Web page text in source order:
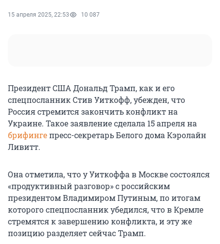
15 апреля 2025, 22:53 10 087
Президент США Дональд Трамп, как и его
спецпосланник Стив Уиткофф, убежден, что
Россия стремится закончить конфликт на
Украине. Такое заявление сделала 15 апреляна
брифингепресс-секретарь Белого дома Кэролайн
Ливитт.
Она отметила, что у Уиткоффа в Москве состоялся
«продуктивный разговор» с российским
президентом Владимиром Путиным, по итогам
которого спецпосланник убедился, что в Кремле
стремятся к завершению конфликта, и эту же
позицию разделяет сейчас Трамп.